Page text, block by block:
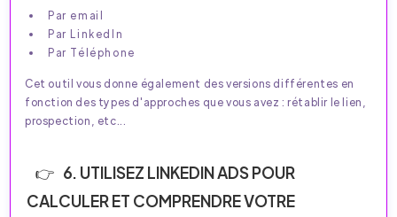
Par email
Par LinkedIn
Par Téléphone
Cet outil vous donne également des versions différentes en
fonction des types d'approches que vous avez : rétablir le lien,
prospection, etc...
6. UTILISEZ LINKEDIN ADS POUR
CALCULER ET COMPRENDRE VOTRE